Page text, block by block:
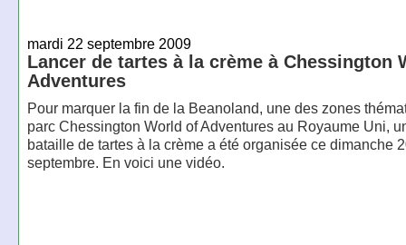
mardi 22 septembre 2009
Lancer de tartes à la crème à Chessington
Adventures
Pour marquer la fin de la Beanoland, une des zones
parc Chessington World of Adventures au Royaume Uni,
bataille de tartes à la crème a été organisée ce dimanche
septembre. En voici une vidéo.